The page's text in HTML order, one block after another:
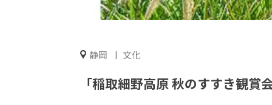
静岡 文化
「稲取細野高原 秋のすすき観賞